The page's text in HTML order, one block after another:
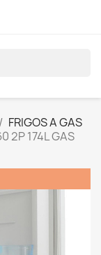
FRIGOS A GAS
2P 174L GAS